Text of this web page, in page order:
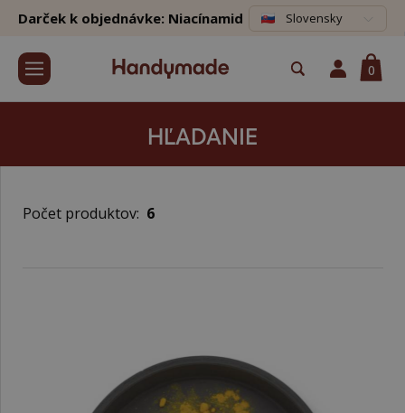
Darček k objednávke: Niacínamid Slovensky
0
HĽADANIE
Počet produktov: 6